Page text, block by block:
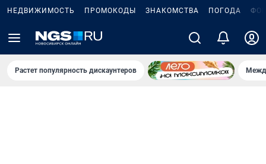
НЕДВИЖИМОСТЬ ПРОМОКОДЫ ЗНАКОМСТВА ПОГОДА
Растет популярность дискаунтеров